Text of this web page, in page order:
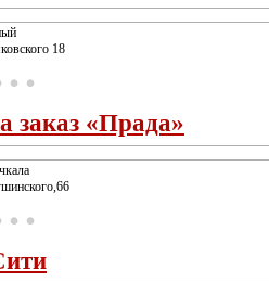
18
заказ «Прада»